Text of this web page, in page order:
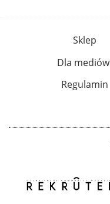
Sklep
Dla mediów
Regulamin